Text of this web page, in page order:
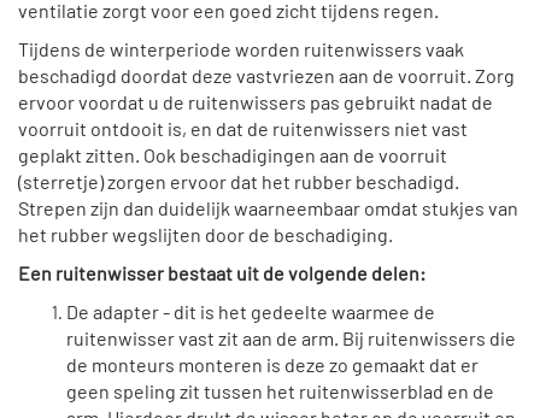
ventilatie zorgt voor een goed zicht tijdens regen.
Tijdens de winterperiode worden ruitenwissers vaak
beschadigd doordat deze vastvriezen aan de voorruit. Zorg
ervoor voordat u de ruitenwissers pas gebruikt nadat de
voorruit ontdooit is, en dat de ruitenwissers niet vast
geplakt zitten. Ook beschadigingen aan de voorruit
(sterretje) zorgen ervoor dat het rubber beschadigd.
Strepen zijn dan duidelijk waarneembaar omdat stukjes van
het rubber wegslijten door de beschadiging.
Een ruitenwisser bestaat uit de volgende delen:
De adapter - dit is het gedeelte waarmee de
ruitenwisser vast zit aan de arm. Bij ruitenwissers die
de monteurs monteren is deze zo gemaakt dat er
geen speling zit tussen het ruitenwisserblad en de